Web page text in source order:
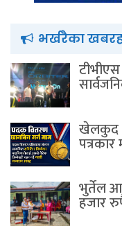
भर्खरैका
खेलकुद
पत्रकार
भुर्तेल
हजार